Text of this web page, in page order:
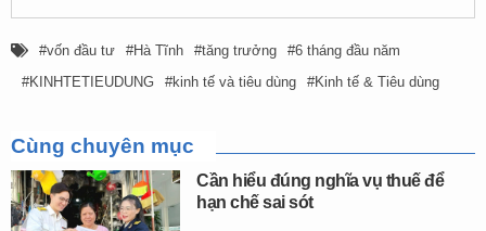
vốn đầu tư Hà Tĩnh tăng trưởng
6 tháng đầu năm
KINHTETIEUDUNG
kinh tế và tiêu dùng Kinh tế & Tiêu dùng
Cùng chuyên mục
Cần hiểu đúng nghĩa vụ thuế để
hạn chế sai sót